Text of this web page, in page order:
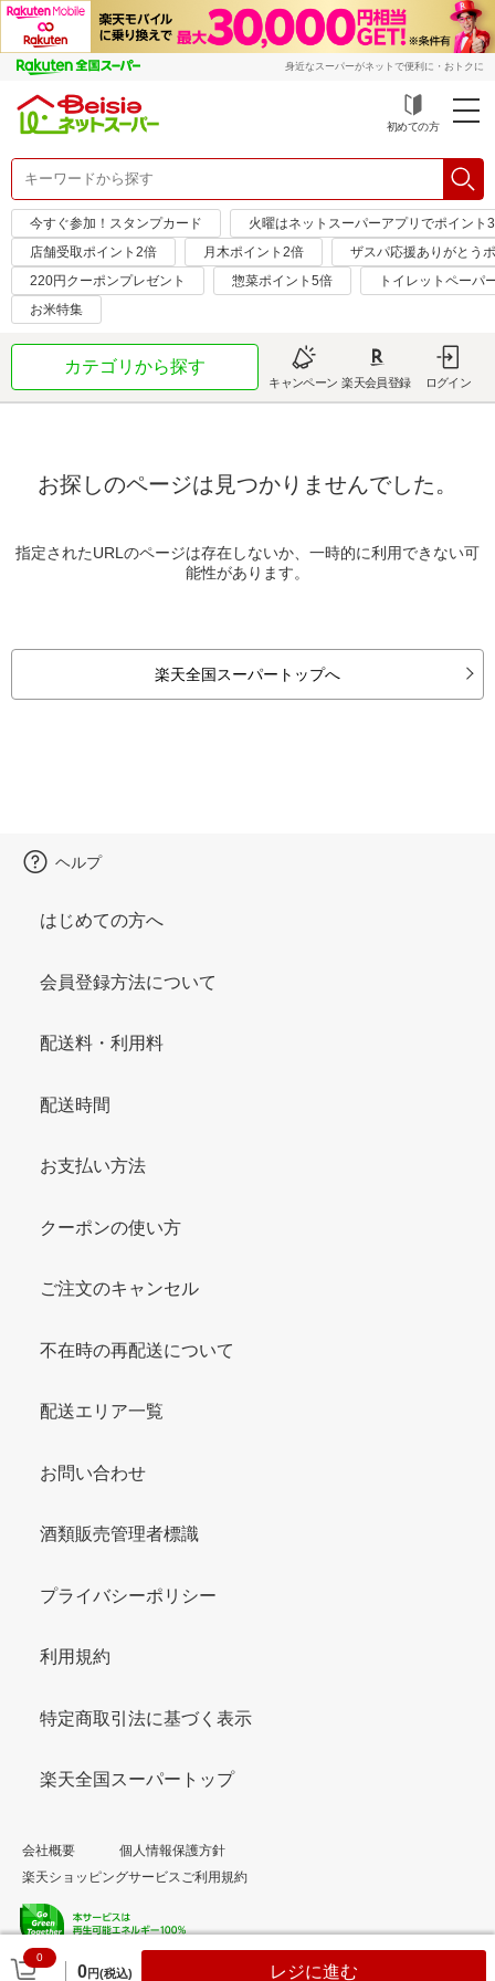
身近なスーパーがネットで便利に・おトクに
初めての方
今すぐ参加！スタンプカード
火曜はネットスーパーアプリでポイント
店舗受取ポイント2倍
月木ポイント2倍
ザスパ応援ありがとう
220円クーポンプレゼント
惣菜ポイント5倍
トイレットペーパ
お米特集
カテゴリから探す
キャンペーン 楽天会員登録 ログイン
お探しのページは見つかりませんでした。
指定されたURLのページは存在しないか、一時的に利用できない可
能性があります。
楽天全国スーパートップへ
0
0円(税込) レジに進む
ヘルプ
はじめての方へ
会員登録方法について
配送料・利用料
配送時間
お支払い方法
クーポンの使い方
ご注文のキャンセル
不在時の再配送について
配送エリア一覧
お問い合わせ
酒類販売管理者標識
プライバシーポリシー
利用規約
特定商取引法に基づく表示
楽天全国スーパートップ
会社概要
個人情報保護方針
楽天ショッピングサービスご利用規約
© Rakuten Group, Inc.